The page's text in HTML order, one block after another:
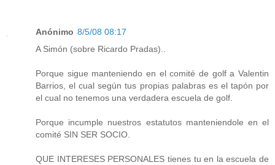
Anónimo 8/5/08 08:17
A Simón (sobre Ricardo Pradas)..
Porque sigue manteniendo en el comité de golf a Valentin
Barrios, el cual según tus propias palabras es el tapón por
el cual no tenemos una verdadera escuela de golf.
Porque incumple nuestros estatutos manteniendole en el
comité SIN SER SOCIO.
QUE INTERESES PERSONALES tienes tu en la escuela de